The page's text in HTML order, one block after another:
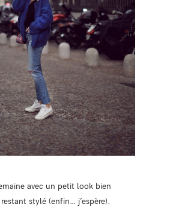
avec un petit look bien
stylé (enfin… j’espère).